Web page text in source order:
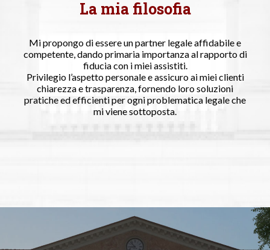
La mia filosofia
Mi propongo di essere un partner legale affidabile e
competente, dando primaria importanza al rapporto di
fiducia con i miei assistiti.
Privilegio l’aspetto personale e assicuro ai miei clienti
chiarezza e trasparenza, fornendo loro soluzioni
pratiche ed efficienti per ogni problematica legale che
mi viene sottoposta.